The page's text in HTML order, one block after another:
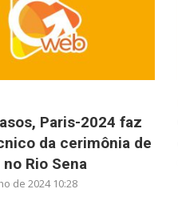
Paris-2024 faz
da cerimônia de
Rio Sena
de 2024 10:28